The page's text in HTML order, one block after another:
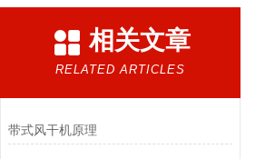
相关文章
RELATED ARTICLES
带式风干机原理